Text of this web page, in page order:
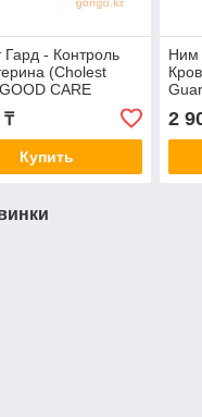
Гард - Контроль
(Cholest
CARE
₸
Купить
Ним
2